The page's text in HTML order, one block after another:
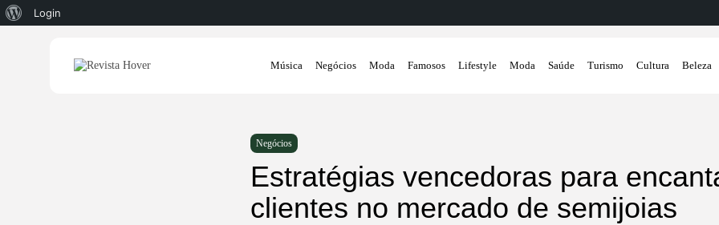
Sobre
WordPress
Login
Música Negócios Moda Famosos Lifestyle Moda Saúde Turismo Cultura Beleza
Search
for:
Negócios
Estratégias vencedoras para
clientes no mercado de semijoias